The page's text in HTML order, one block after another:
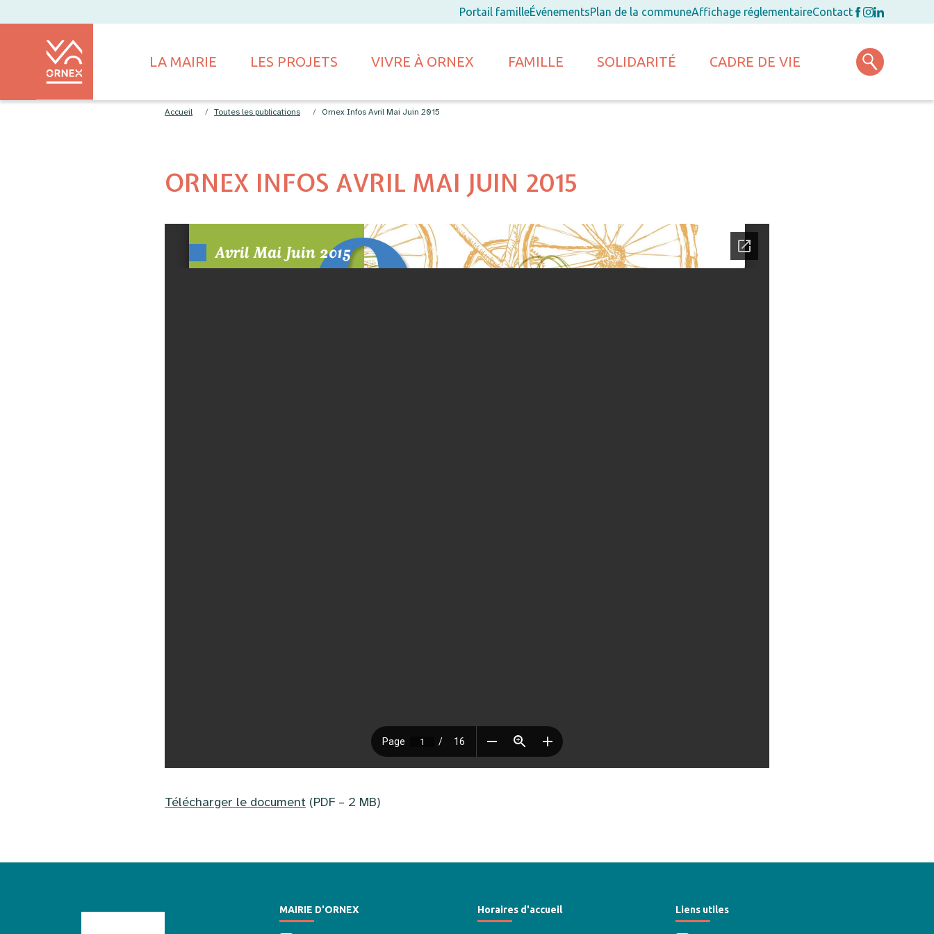
Portail familleÉvénementsPlan de la communeAffichage réglementaireContact
LA MAIRIE LES PROJETS VIVRE À ORNEX FAMILLE SOLIDARITÉ CADRE DE VIE
Accueil Toutes les publications Ornex Infos Avril Mai Juin 2015
ORNEX INFOS AVRIL MAI JUIN 2015
Télécharger le document (PDF – 2 MB)
MAIRIE D'ORNEX Horaires d'accueil Liens utiles